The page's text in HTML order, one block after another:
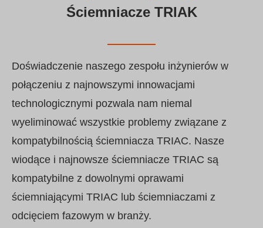
Ściemniacze TRIAK
Doświadczenie naszego zespołu inżynierów w
połączeniu z najnowszymi innowacjami
technologicznymi pozwala nam niemal
wyeliminować wszystkie problemy związane z
kompatybilnością ściemniacza TRIAC. Nasze
wiodące i najnowsze ściemniacze TRIAC są
kompatybilne z dowolnymi oprawami
ściemniającymi TRIAC lub ściemniaczami z
odcięciem fazowym w branży.